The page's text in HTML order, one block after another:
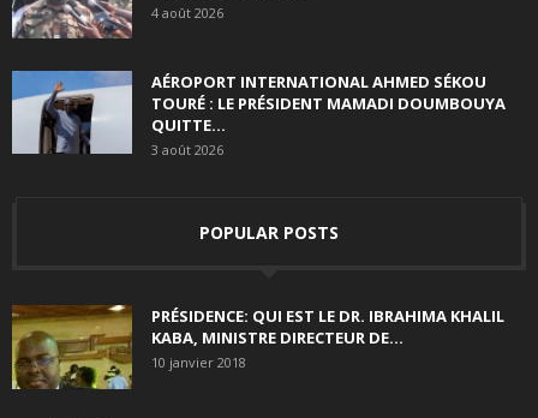
4 août 2026
AÉROPORT INTERNATIONAL AHMED SÉKOU
TOURÉ : LE PRÉSIDENT MAMADI DOUMBOUYA
QUITTE...
3 août 2026
POPULAR POSTS
PRÉSIDENCE: QUI EST LE DR. IBRAHIMA KHALIL
KABA, MINISTRE DIRECTEUR DE...
10 janvier 2018